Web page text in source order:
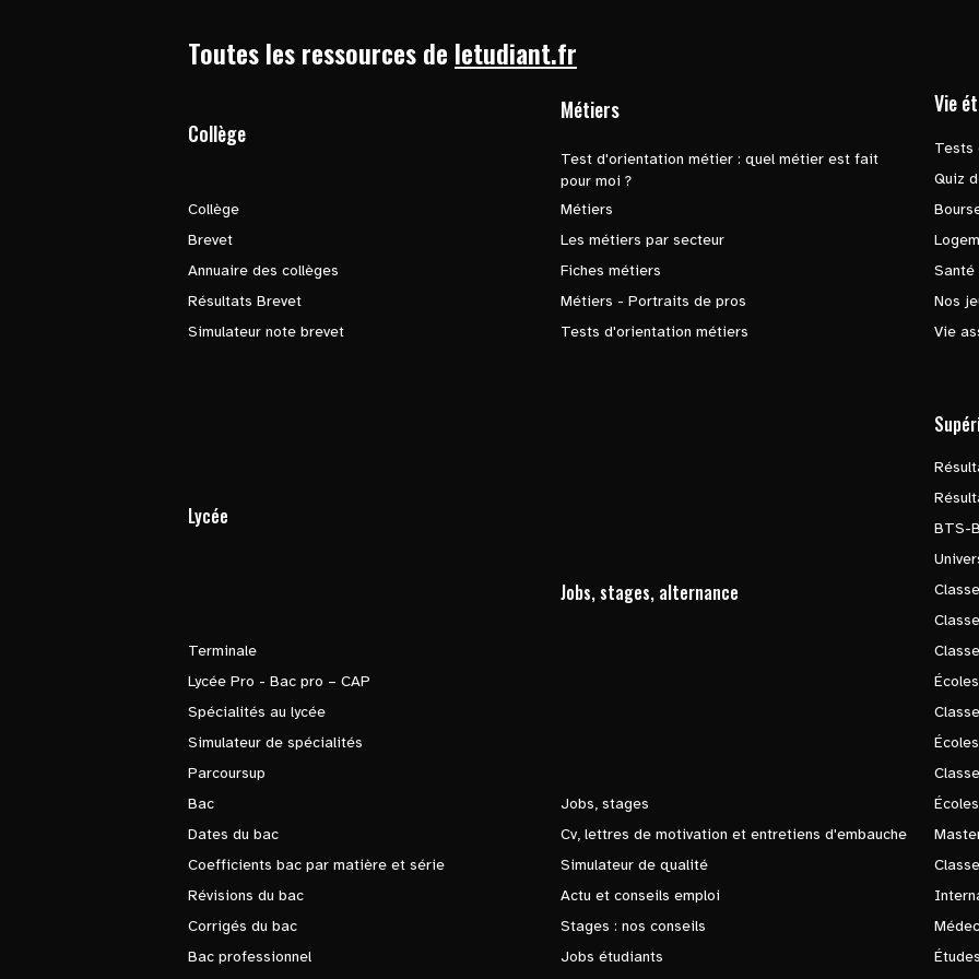
Toutes les ressources de letudiant.fr
Collège
Collège
Brevet
Annuaire des collèges
Résultats Brevet
Simulateur note brevet
Métiers
Test d'orientation métier : quel métier est fait
pour moi ?
Métiers
Les métiers par secteur
Fiches métiers
Métiers - Portraits de pros
Tests d'orientation métiers
Vie
Tests
Quiz
Santé
Nos
Vie
Lycée
Terminale
Lycée Pro - Bac pro – CAP
Spécialités au lycée
Simulateur de spécialités
Parcoursup
Bac
Dates du bac
Coefficients bac par matière et série
Révisions du bac
Corrigés du bac
Bac professionnel
Jobs, stages, alternance
Jobs, stages
Cv, lettres de motivation et entretiens d'embauche
Simulateur de qualité
Actu et conseils emploi
Stages : nos conseils
Jobs étudiants
BTS-